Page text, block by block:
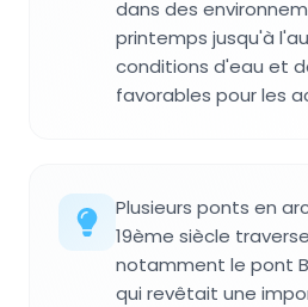
dans des
printemps jusqu'à
conditions d'eau et
favorables pour les
Plusieurs ponts en
19ème siècle
notamment le pont
qui revêtait une